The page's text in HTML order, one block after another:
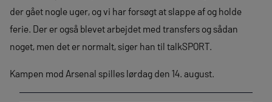
der gået nogle uger, og vi har forsøgt at slappe af og holde
ferie. Der er også blevet arbejdet med transfers og sådan
noget, men det er normalt, siger han til talkSPORT.
Kampen mod Arsenal spilles lørdag den 14. august.